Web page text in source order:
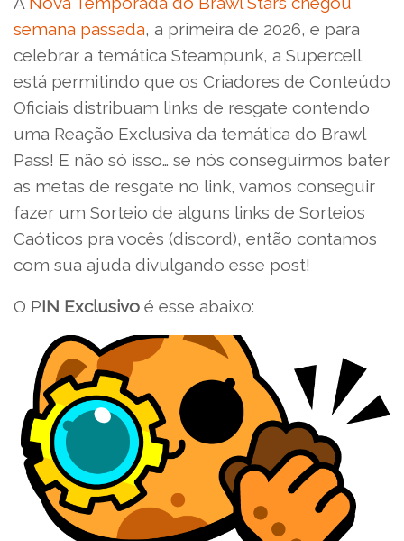
semana passada, a primeira de 2026, e para
celebrar a temática Steampunk, a Supercell
está permitindo que os Criadores de Conteúdo
Oficiais distribuam links de resgate contendo
uma Reação Exclusiva da temática do Brawl
Pass! E não só isso… se nós conseguirmos bater
as metas de resgate no link, vamos conseguir
fazer um Sorteio de alguns links de Sorteios
Caóticos pra vocês (discord), então contamos
com sua ajuda divulgando esse post!
O PIN Exclusivo é esse abaixo: